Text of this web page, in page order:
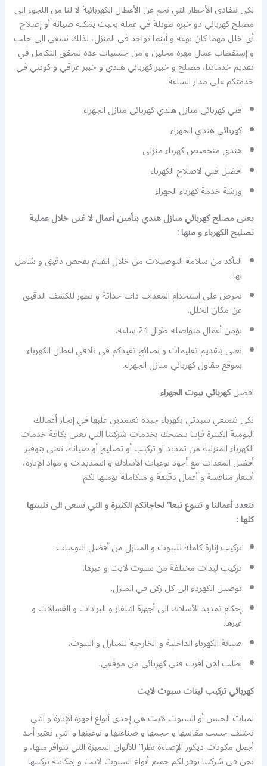
لكي نتفادى الأخطار التي نجم عن الأعطال الكهربائية لا لنا من اللجوء الى
مصلح كهربائي ذو خبرة طويلة في عمله بحيث يمكنه صيانة أو إصلاح
أي خلل مهما كان نوعه و أينما تواجد في المنزل، لذلك نسعى الى جلب
و إستقطاب عمال مهرة محلين و من جنسيات عدة لنحقق التكامل في
تقديم خدماتنا، مصلح و خبير كهربائي هندي و خبير عراقي و كويتي في
خدمتكم على مدار الساعة.
فني كهربائي منازل هندي كهربائي منازل الجهراء
كهربائي هندي الجهراء
هندي متخصص كهرباء منزلي
افضل فني لاصلاح الكهرباء
ورشة خدمة كهرباء الجهراء
يعنى مصلح كهربائي منازل هندي بتأمين أعمال لا غنى خلال عملية
تصليح الكهرباء و منها :
التأكد من سلامة التوصيلات من خلال القيام بفحص دقيق و شامل
لها.
نحرص على استخدام المعدات ذات حداثة و تطور للكشف الدقيق
عن مكان الخلل.
نؤمن أعمال متواصلة طوال 24 ساعة.
نعنى بتقديم تعليمات و نصائح تفيدكم في تلافي اعطال الكهرباء
بموقع مقاول كهربائي منازل الجهراء.
افضلكهربائي بيوت الجهراء
لكي تتمتعي سيدتي بكهرباء جيدة تعتمدين عليها في إنجاز أعمالك
اليومية الكثيرة فإننا ننصحك بخدمات شركتنا التي تعنى بكافة خدمات
الكهرباء المنزلية من تمديد او تركيب أو تصليح أو صيانة، نعنى بتوفير
أفضل المعدات مع أجود نوعيات الأسلاك و التمديدات و مواد الإنارة،
أسعار منافسة و أعمال دقيقة و متكاملة نؤمنها لكم.
تتعدد أعمالنا و تتنوع تبعا” لحاجاتكم الكثيرة و التي نسعى الى تلبيتها
كلها :
تركيب إنارة كاملة للبيوت و المنازل من أفضل النوعيات.
تركيب ليدات مختلفة من سبوت لايت و غيرها.
توصيل الكهرباء الى كل ركن في المنزل.
إحكام تمديد الأسلاك الى أجهزة التلفاز و البرادات و الغسالات و
غيرها.
صيانة الكهرباء الداخلية و الخارجية للمنازل و البيوت.
اطلب الان اقرب فني كهربائي من موقعي.
كهربائي تركيب ليتات سبوت لايت
لمبات الجبس أو السبوت لايت هي إحدى أنواع أجهزة الإنارة و التي
تختلف حسب مقاسها و حجمها و صناعتها و نوعيتها و التي تعتبر أحد
أجمل مكونات ديكور الإضاءة نظرا” للألوان المميزة التي تتوافر منها، و
نحن في شركتنا نوفر لكم جميع أنواع السبوت لايت و إمكانية تركيبها